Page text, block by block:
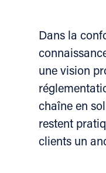
Dans la
une vision
chaîne en
restent
clients un